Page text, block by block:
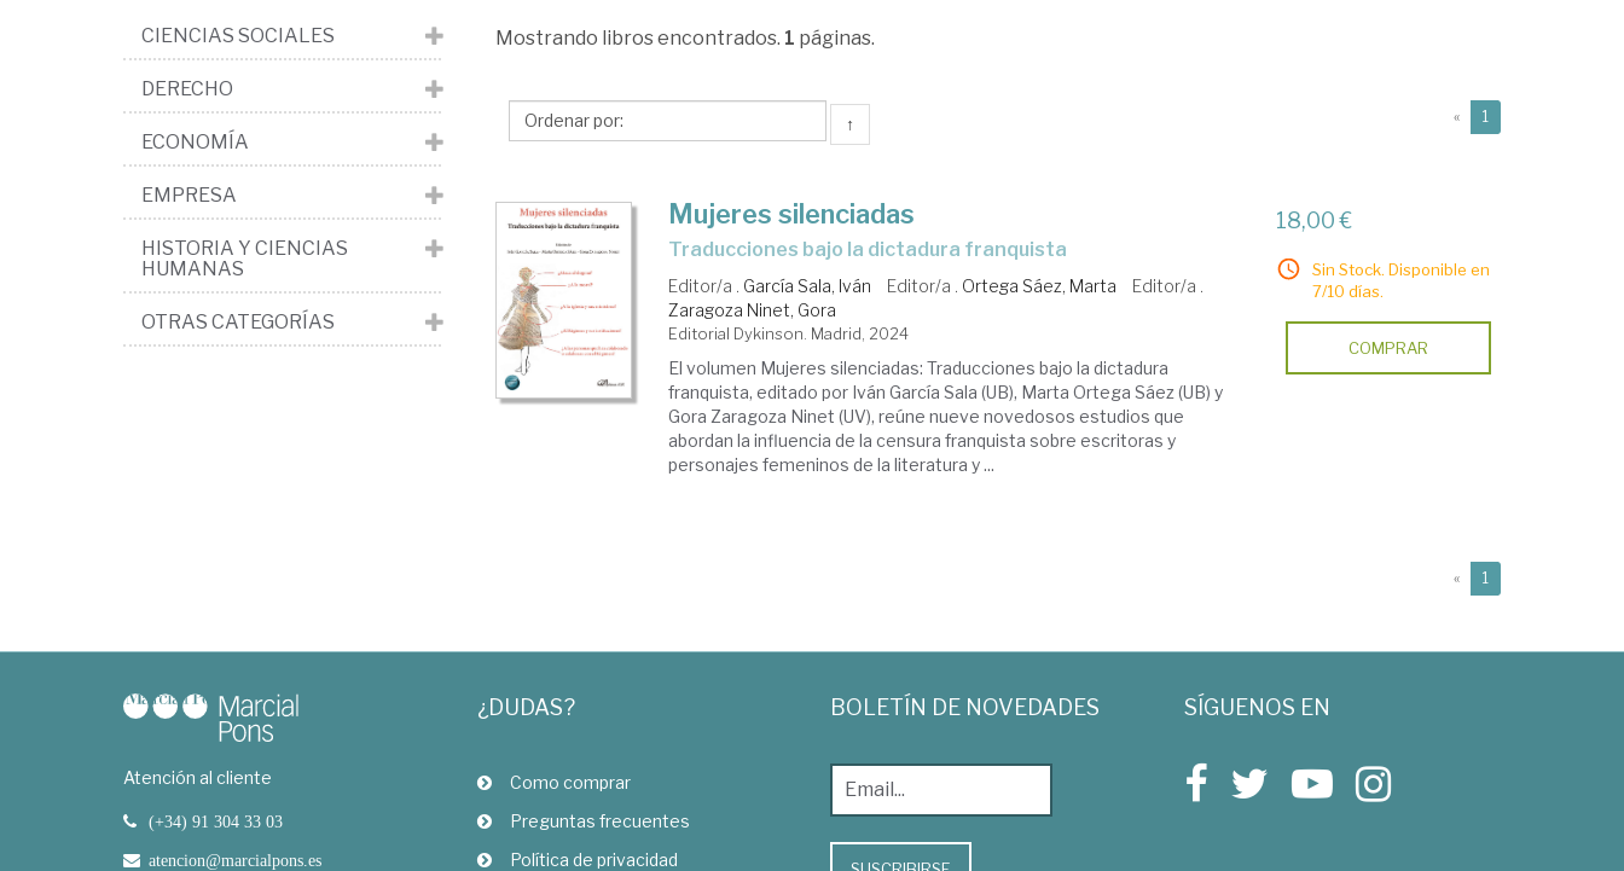
García
Iván
Mostrando libros encontrados. 1 páginas.
↑ « 1
Mujeres silenciadas
Traducciones bajo la dictadura franquista
Editor/a . García Sala, Iván Editor/a . Ortega Sáez, Marta
Editor/a .
Zaragoza Ninet, Gora
Editorial Dykinson. Madrid, 2024
El volumen Mujeres silenciadas: Traducciones bajo la dictadura
franquista, editado por Iván García Sala (UB), Marta Ortega Sáez (UB) y
Gora Zaragoza Ninet (UV), reúne nueve novedosos estudios que
abordan la influencia de la censura franquista sobre escritoras y
personajes femeninos de la literatura y ...
18,00 €
Sin Stock. Disponible en
7/10 días.
COMPRAR
« 1
CIENCIAS SOCIALES
DERECHO
ECONOMÍA
EMPRESA
HISTORIA Y CIENCIAS
HUMANAS
OTRAS CATEGORÍAS
Atención al cliente
(+34) 91 304 33 03
atencion@marcialpons.es
¿DUDAS?
Como comprar
Preguntas frecuentes
Política de privacidad
BOLETÍN DE NOVEDADES SÍGUENOS EN